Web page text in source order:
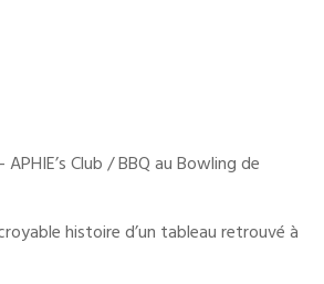
Club / BBQ au Bowling de
histoire d’un tableau retrouvé à